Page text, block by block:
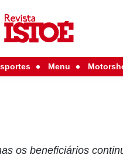
Menu
os beneficiários